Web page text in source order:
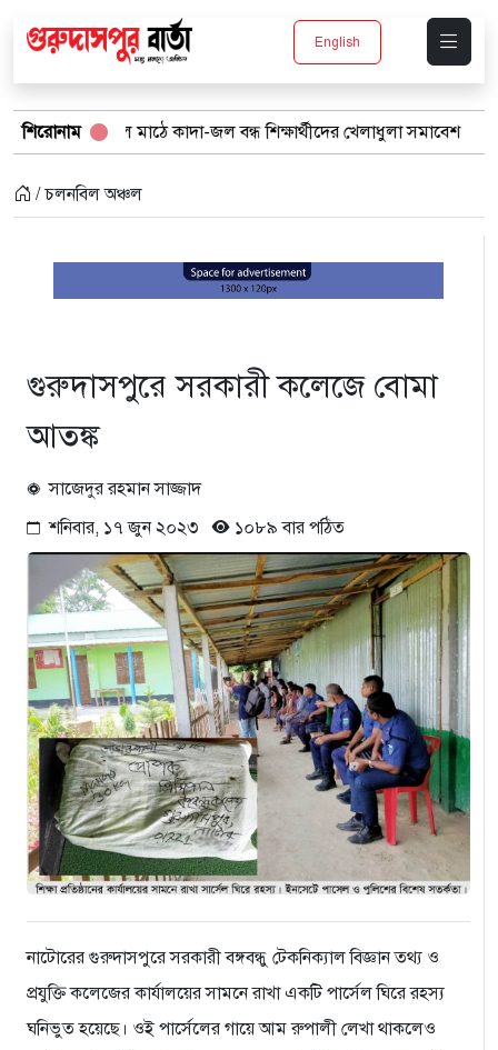
English
শিরোনাম
মাঠে কাদা-জল বন্ধ শিক্ষার্থীদের খেলাধুলা সমাবেশ বর্ষার পানিতে
/ চলনবিল অঞ্চল
গুরুদাসপুরে সরকারী কলেজে বোমা
আতঙ্ক
সাজেদুর রহমান সাজ্জাদ
শনিবার, ১৭ জুন ২০২৩
১০৮৯ বার পঠিত
নাটোরের গুরুদাসপুরে সরকারী বঙ্গবন্ধু টেকনিক্যাল বিজ্ঞান তথ্য ও
প্রযুক্তি কলেজের কার্যালয়ের সামনে রাখা একটি পার্সেল ঘিরে রহস্য
ঘনিভুত হয়েছে। ওই পার্সেলের গায়ে আম রুপালী লেখা থাকলেও